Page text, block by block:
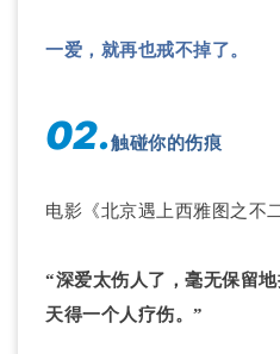
一爱，就再也戒不掉了。
02.触碰你的伤痕
电影《北京遇上西雅图之不
“深爱太伤人了，毫无保留
天得一个人疗伤。”